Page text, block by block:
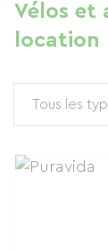
Vélos et
location